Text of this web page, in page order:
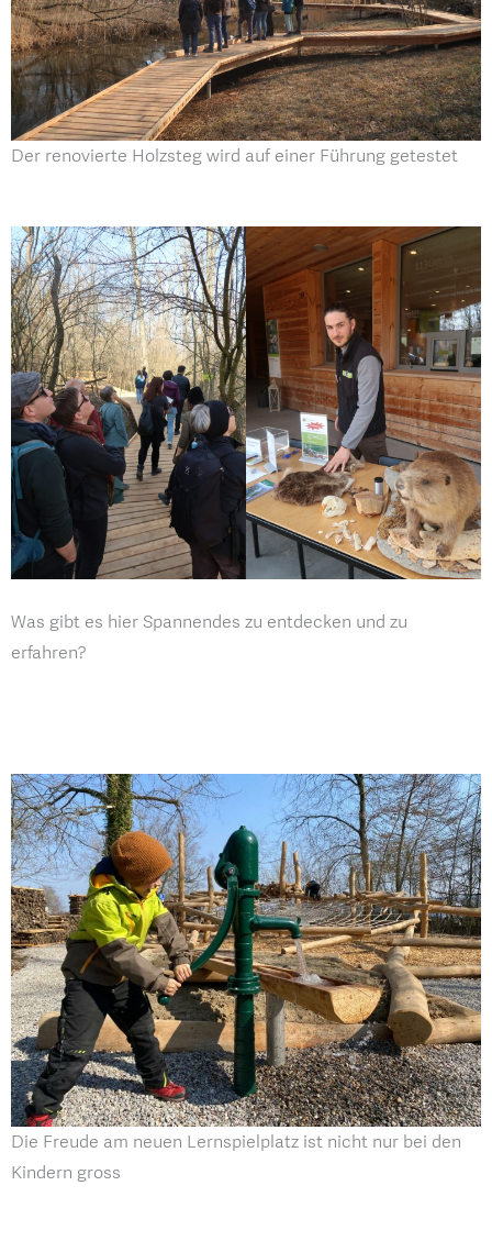
Der renovierte Holzsteg wird auf einer Führung getestet
Was gibt es hier Spannendes zu entdecken und zu
erfahren?
Die Freude am neuen Lernspielplatz ist nicht nur bei den
Kindern gross